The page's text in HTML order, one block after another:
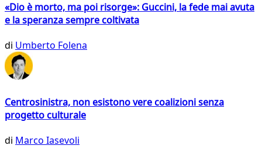
«Dio è morto, ma poi risorge»: Guccini, la fede mai avuta
e la speranza sempre coltivata
di Umberto Folena
Centrosinistra, non esistono vere coalizioni senza
progetto culturale
di Marco Iasevoli